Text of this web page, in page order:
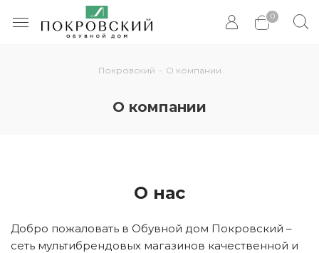
0
Покровский - О компании
О компании
О нас
Добро пожаловать в Обувной дом Покровский –
сеть мультибрендовых магазинов качественной и